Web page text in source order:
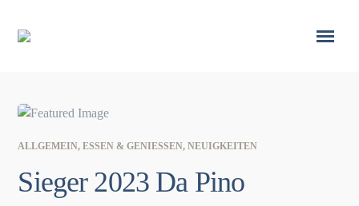
ALLGEMEIN,ESSEN & GENIESSEN ,NEUIGKEITEN
Sieger 2023 Da Pino